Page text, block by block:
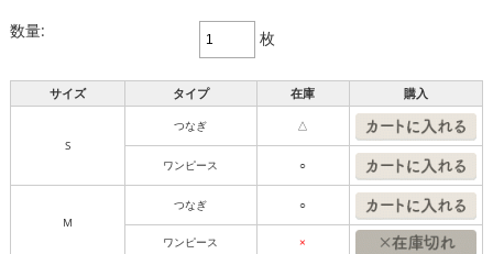
数量: 枚
サイズ タイプ 在庫 購入
S
つなぎ △
ワンピース ○
M
つなぎ ○
ワンピース ×